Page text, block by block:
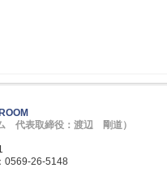
代表取締役：渡辺 剛道）
0569-26-5148